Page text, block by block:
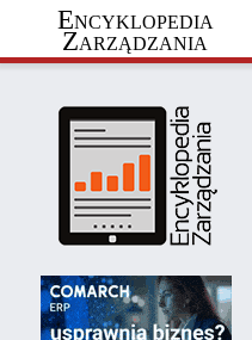
Encyklopedia
Zarządzania